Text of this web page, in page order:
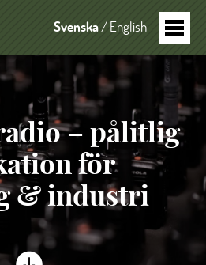
Svenska English
– pålitlig
för
& industri